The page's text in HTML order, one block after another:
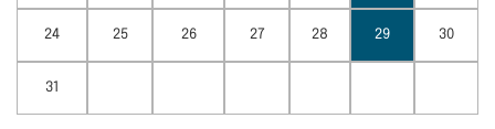
24 25 26 27 28 29 30
31